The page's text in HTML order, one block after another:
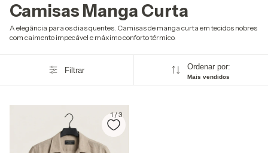
Camisas Manga Curta
A elegância para os dias quentes. Camisas de manga curta em tecidos nobres
com caimento impecável e máximo conforto térmico.
Filtrar Ordenar por:
Mais vendidos
1 /3